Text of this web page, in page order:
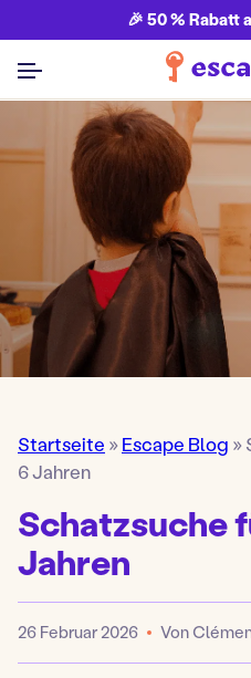
🎉 50 % Rabatt
Startseite »Escape Blog »
6 Jahren
Schatzsuche
Jahren
Veröffentlicht
26 Februar 2026 Von